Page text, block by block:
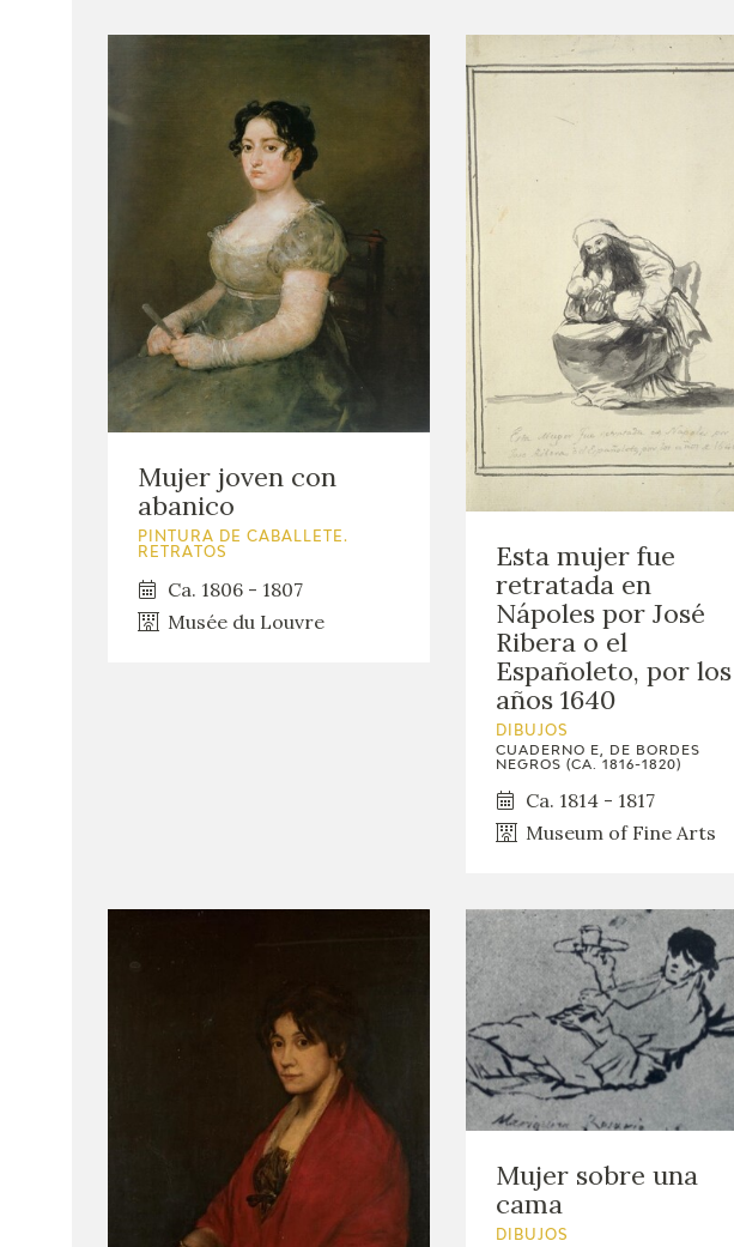
Mujer joven con
abanico
PINTURA DE CABALLETE.
RETRATOS
Ca. 1806 - 1807
Musée du Louvre
Esta mujer fue
retratada en
Nápoles por José
Ribera o el
Españoleto, por los
años 1640
DIBUJOS
CUADERNO E, DE BORDES
NEGROS (CA. 1816-1820)
Ca. 1814 - 1817
Museum of Fine Arts
Mujer sobre una
cama
DIBUJOS